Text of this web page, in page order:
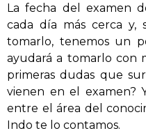
La fecha del examen
cada día más cerca y,
tomarlo, tenemos un
ayudará a tomarlo con
primeras dudas que
vienen en el examen?
entre el área del
Indo te lo contamos.